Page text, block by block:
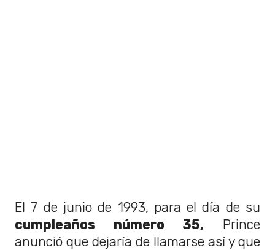
El 7 de junio de 1993, para el día de su
cumpleaños número 35, Prince
anunció que dejaría de llamarse así y que